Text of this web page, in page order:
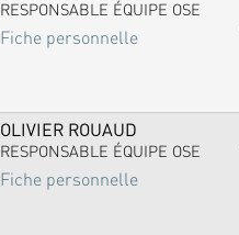
RESPONSABLE ÉQUIPE OSE
Fiche personnelle
OLIVIER ROUAUD
RESPONSABLE ÉQUIPE OSE
Fiche personnelle